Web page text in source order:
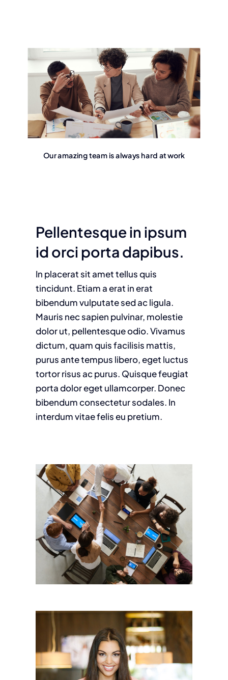
Our amazing team is always hard at work
Pellentesque in ipsum
id orci porta dapibus.
In placerat sit amet tellus quis
tincidunt. Etiam a erat in erat
bibendum vulputate sed ac ligula.
Mauris nec sapien pulvinar, molestie
dolor ut, pellentesque odio. Vivamus
dictum, quam quis facilisis mattis,
purus ante tempus libero, eget luctus
tortor risus ac purus. Quisque feugiat
porta dolor eget ullamcorper. Donec
bibendum consectetur sodales. In
interdum vitae felis eu pretium.